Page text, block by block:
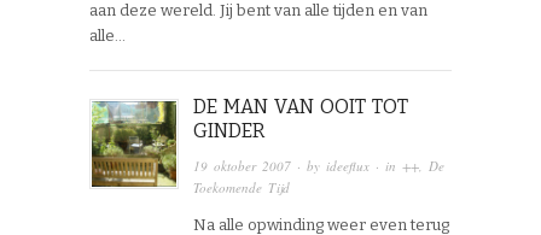
aan deze wereld. Jij bent van alle tijden en van
alle…
DE MAN VAN OOIT TOT
GINDER
19 oktober 2007 · by ideeflux · in++ De
Toekomende Tijd
Na alle opwinding weer even terug